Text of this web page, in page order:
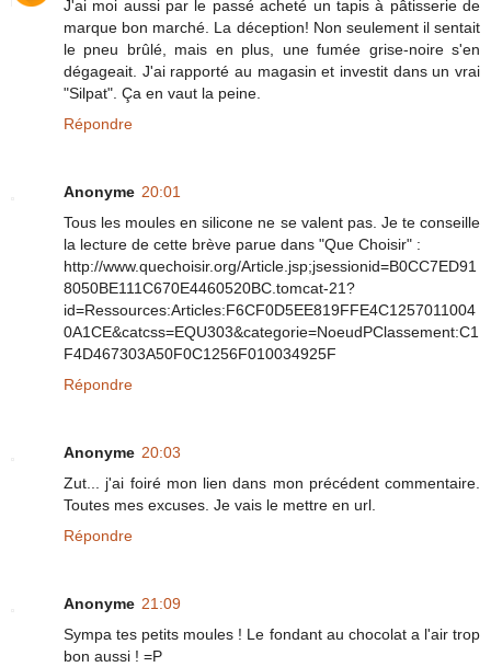
J'ai moi aussi par le passé acheté un tapis à pâtisserie de
marque bon marché. La déception! Non seulement il sentait
le pneu brûlé, mais en plus, une fumée grise-noire s'en
dégageait. J'ai rapporté au magasin et investit dans un vrai
"Silpat". Ça en vaut la peine.
Répondre
Anonyme 20:01
Tous les moules en silicone ne se valent pas. Je te conseille
la lecture de cette brève parue dans "Que Choisir" :
http://www.quechoisir.org/Article.jsp;jsessionid=B0CC7ED91
8050BE111C670E4460520BC.tomcat-21?
id=Ressources:Articles:F6CF0D5EE819FFE4C1257011004
0A1CE&catcss=EQU303&categorie=NoeudPClassement:C1
F4D467303A50F0C1256F010034925F
Répondre
Anonyme 20:03
Zut... j'ai foiré mon lien dans mon précédent commentaire.
Toutes mes excuses. Je vais le mettre en url.
Répondre
Anonyme 21:09
Sympa tes petits moules ! Le fondant au chocolat a l'air trop
bon aussi ! =P